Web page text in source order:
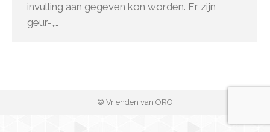
invulling aan gegeven kon worden. Er zijn
geur-,…
© Vrienden van ORO